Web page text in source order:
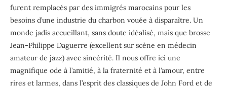
furent remplacés par des immigrés marocains pour les
besoins d’une industrie du charbon vouée à disparaître. Un
monde jadis accueillant, sans doute idéalisé, mais que brosse
Jean-Philippe Daguerre (excellent sur scène en médecin
amateur de jazz) avec sincérité. Il nous offre ici une
magnifique ode à l’amitié, à la fraternité et à l’amour, entre
rires et larmes, dans l’esprit des classiques de John Ford et de